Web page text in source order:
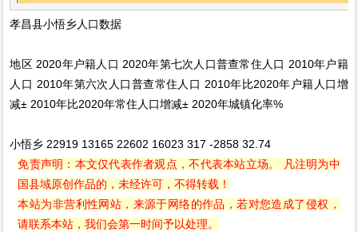
孝昌县小悟乡人口数据
地区 2020年户籍人口 2020年第七次人口普查常住人口 2010年户籍
人口 2010年第六次人口普查常住人口 2010年比2020年户籍人口增
减± 2010年比2020年常住人口增减± 2020年城镇化率%
小悟乡 22919 13165 22602 16023 317 -2858 32.74
免责声明：本文仅代表作者观点，不代表本站立场。 凡注明为中
国县域原创作品的，未经许可，不得转载！
本站为非营利性网站，来源于网络的作品，若对您造成了侵权，
请联系本站，我们会第一时间予以处理。